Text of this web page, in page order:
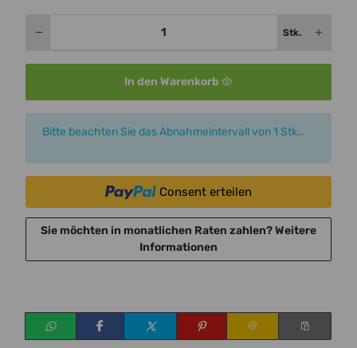
Stk.
In den Warenkorb
x
Bitte beachten Sie das Abnahmeintervall von 1 Stk..
Consent erteilen
Sie möchten in monatlichen Raten zahlen?Weitere
Informationen